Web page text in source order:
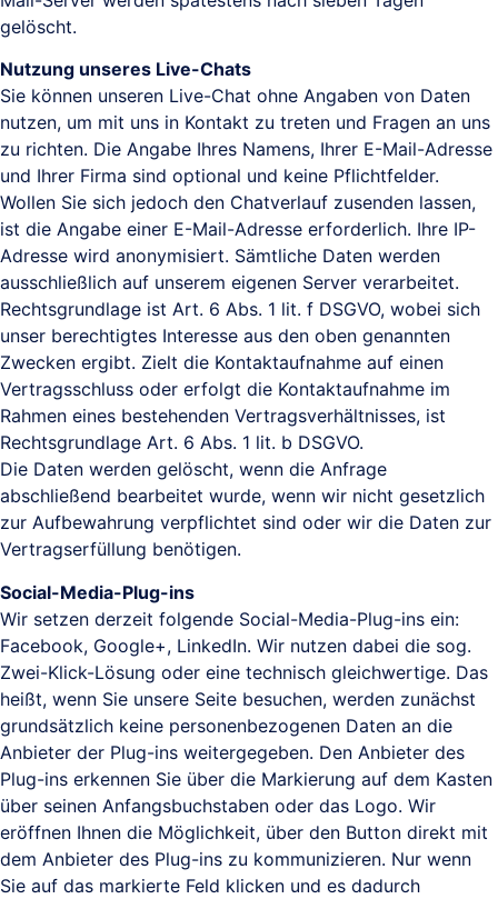
gelöscht.
Nutzung unseres Live-Chats
Sie können unseren Live-Chat ohne Angaben von Daten
nutzen, um mit uns in Kontakt zu treten und Fragen an uns
zu richten. Die Angabe Ihres Namens, Ihrer E-Mail-Adresse
und Ihrer Firma sind optional und keine Pflichtfelder.
Wollen Sie sich jedoch den Chatverlauf zusenden lassen,
ist die Angabe einer E-Mail-Adresse erforderlich. Ihre IP-
Adresse wird anonymisiert. Sämtliche Daten werden
ausschließlich auf unserem eigenen Server verarbeitet.
Rechtsgrundlage ist Art. 6 Abs. 1 lit. f DSGVO, wobei sich
unser berechtigtes Interesse aus den oben genannten
Zwecken ergibt. Zielt die Kontaktaufnahme auf einen
Vertragsschluss oder erfolgt die Kontaktaufnahme im
Rahmen eines bestehenden Vertragsverhältnisses, ist
Rechtsgrundlage Art. 6 Abs. 1 lit. b DSGVO.
Die Daten werden gelöscht, wenn die Anfrage
abschließend bearbeitet wurde, wenn wir nicht gesetzlich
zur Aufbewahrung verpflichtet sind oder wir die Daten zur
Vertragserfüllung benötigen.
Social-Media-Plug-ins
Wir setzen derzeit folgende Social-Media-Plug-ins ein:
Facebook, Google+, LinkedIn. Wir nutzen dabei die sog.
Zwei-Klick-Lösung oder eine technisch gleichwertige. Das
heißt, wenn Sie unsere Seite besuchen, werden zunächst
grundsätzlich keine personenbezogenen Daten an die
Anbieter der Plug-ins weitergegeben. Den Anbieter des
Plug-ins erkennen Sie über die Markierung auf dem Kasten
über seinen Anfangsbuchstaben oder das Logo. Wir
eröffnen Ihnen die Möglichkeit, über den Button direkt mit
dem Anbieter des Plug-ins zu kommunizieren. Nur wenn
Sie auf das markierte Feld klicken und es dadurch